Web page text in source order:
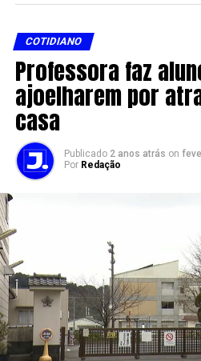
COTIDIANO
Professora faz
ajoelharem por
casa
Publicado 2 anos atrás on
Por Redação